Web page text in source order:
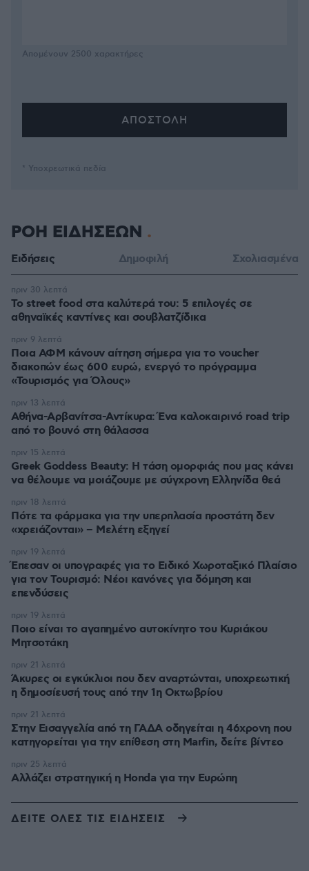
Απομένουν 2500 χαρακτήρες
* Υποχρεωτικά πεδία
ΡΟΗ ΕΙΔΗΣΕΩΝ
Ειδήσεις Δημοφιλή Σχολιασμένα
Το street food στα καλύτερά του: 5 επιλογές σε
αθηναϊκές καντίνες και σουβλατζίδικα
πριν 30 λεπτά
Ποια ΑΦΜ κάνουν αίτηση σήμερα για το voucher
διακοπών έως 600 ευρώ, ενεργό το πρόγραμμα
«Τουρισμός για Όλους»
πριν 9 λεπτά
Αθήνα-Αρβανίτσα-Αντίκυρα: Ένα καλοκαιρινό road trip
από το βουνό στη θάλασσα
πριν 13 λεπτά
Greek Goddess Beauty: Η τάση ομορφιάς που μας κάνει
να θέλουμε να μοιάζουμε με σύγχρονη Ελληνίδα θεά
πριν 15 λεπτά
Πότε τα φάρμακα για την υπερπλασία προστάτη δεν
«χρειάζονται» – Μελέτη εξηγεί
πριν 18 λεπτά
Έπεσαν οι υπογραφές για το Ειδικό Χωροταξικό Πλαίσιο
για τον Τουρισμό: Νέοι κανόνες για δόμηση και
επενδύσεις
πριν 19 λεπτά
Ποιο είναι το αγαπημένο αυτοκίνητο του Κυριάκου
Μητσοτάκη
πριν 19 λεπτά
Άκυρες οι εγκύκλιοι που δεν αναρτώνται, υποχρεωτική
η δημοσίευσή τους από την 1η Οκτωβρίου
πριν 21 λεπτά
Στην Εισαγγελία από τη ΓΑΔΑ οδηγείται η 46χρονη που
κατηγορείται για την επίθεση στη Marfin, δείτε βίντεο
πριν 21 λεπτά
Αλλάζει στρατηγική η Honda για την Ευρώπη
πριν 25 λεπτά
ΔΕΙΤΕ ΟΛΕΣ ΤΙΣ ΕΙΔΗΣΕΙΣ